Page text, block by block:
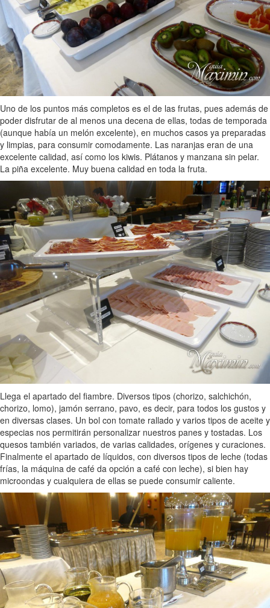
Uno de los puntos más completos es el de las frutas, pues además de
poder disfrutar de al menos una decena de ellas, todas de temporada
(aunque había un melón excelente), en muchos casos ya preparadas
y limpias, para consumir comodamente. Las naranjas eran de una
excelente calidad, así como los kiwis. Plátanos y manzana sin pelar.
La piña excelente. Muy buena calidad en toda la fruta.
Llega el apartado del fiambre. Diversos tipos (chorizo, salchichón,
chorizo, lomo), jamón serrano, pavo, es decir, para todos los gustos y
en diversas clases. Un bol con tomate rallado y varios tipos de aceite y
especias nos permitirán personalizar nuestros panes y tostadas. Los
quesos también variados, de varias calidades, orígenes y curaciones.
Finalmente el apartado de líquidos, con diversos tipos de leche (todas
frías, la máquina de café da opción a café con leche), si bien hay
microondas y cualquiera de ellas se puede consumir caliente.